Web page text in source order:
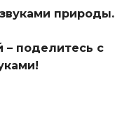
природы.
– поделитесь с